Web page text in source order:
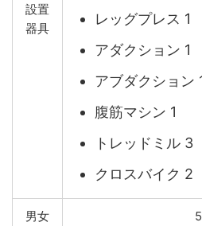
設置
器具
レッグプレス 1
アダクション 1
アブダクション
腹筋マシン 1
トレッドミル 3
クロスバイク 2
男女